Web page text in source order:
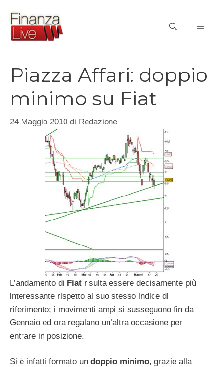
contenuto
Piazza Affari: doppio
minimo su Fiat
24 Maggio 2010 di Redazione
L’andamento di Fiat risulta essere decisamente più
interessante rispetto al suo stesso indice di
riferimento; i movimenti ampi si susseguono fin da
Gennaio ed ora regalano un’altra occasione per
entrare in posizione.
Si è infatti formato un doppio minimo, grazie alla